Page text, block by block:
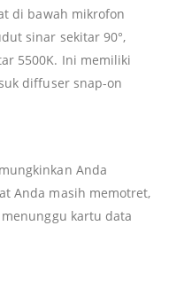
di bawah mikrofon
sinar sekitar 90°,
5500K. Ini memiliki
diffuser snap-on
Anda
Anda masih memotret,
kartu data